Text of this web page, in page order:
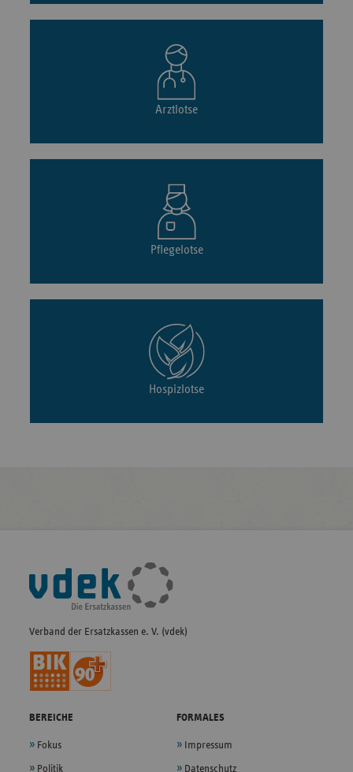
Arztlotse
Pflegelotse
Hospizlotse
Fußleisten-
Navigation
Verband der Ersatzkassen e. V. (vdek)
BEREICHE
Fokus
Politik
FORMALES
Impressum
Datenschutz